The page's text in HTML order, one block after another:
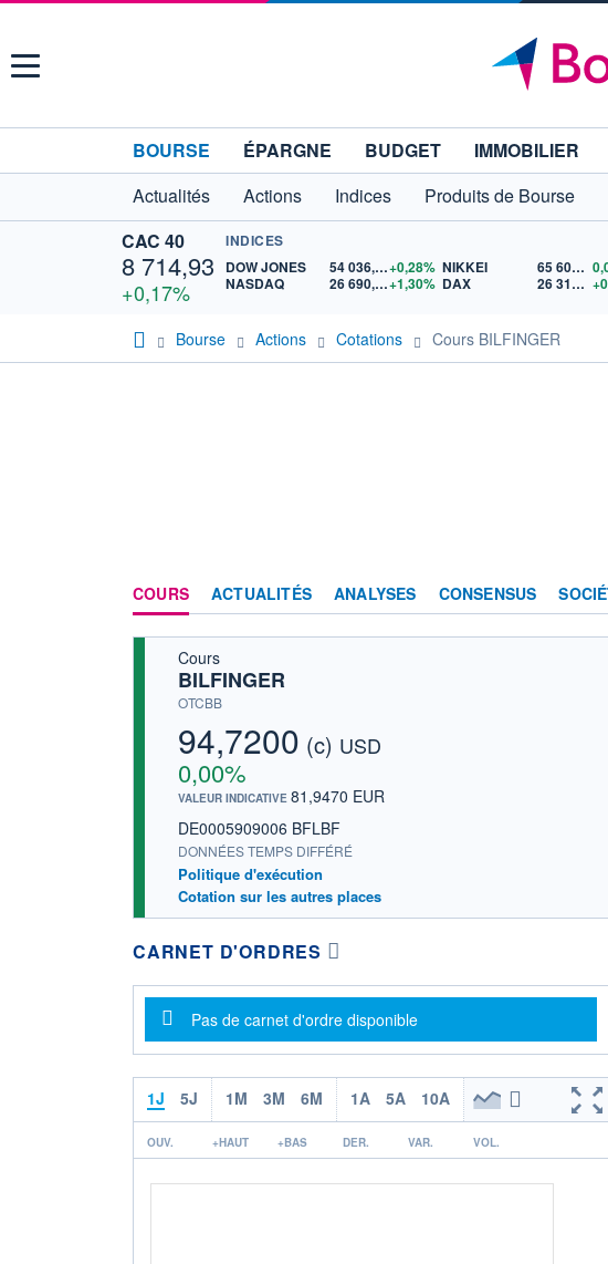
Menu
BOURSE ÉPARGNE BUDGET IMMOBILIER
Actualités
Actions Indices Produits de Bourse
CAC 40
8 714,93
+0,17%
INDICES
DOW JONES
54 036,93+0,28%
NASDAQ
26 690,62+1,30%
NIKKEI 65 606,71
DAX
26 319,45
Bourse Actions Cotations Cours BILFINGER
COURS ACTUALITÉS ANALYSES CONSENSUS
Cours
BILFINGER
OTCBB
94,7200 (c) USD
0,00%
VALEUR INDICATIVE 81,9470 EUR
DE0005909006 BFLBF
DONNÉES TEMPS DIFFÉRÉ
Politique d'exécution
Cotation sur les autres places
CARNET D'ORDRES
Message d'information
Pas de carnet d'ordre disponible
1J 5J 1M 3M 6M 1A 5A 10A
OUV. +HAUT +BAS DER. VAR. VOL.